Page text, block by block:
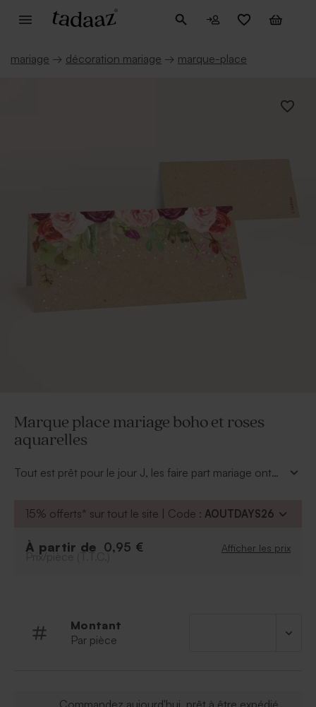
mariage → décoration mariage → marque-place
Marque place mariage boho et roses
aquarelles
Tout est prêt pour le jour J, les faire part mariage ont
votre décoration de table de fête car chaque détail a
la place que vous lui avez dédiée, ce
marque place
15% offerts* sur tout le site | Code : AOUTDAYS26
À partir de 0,95 € Afficher les prix
Prix/pièce (T.T.C.)
Montant
Par pièce